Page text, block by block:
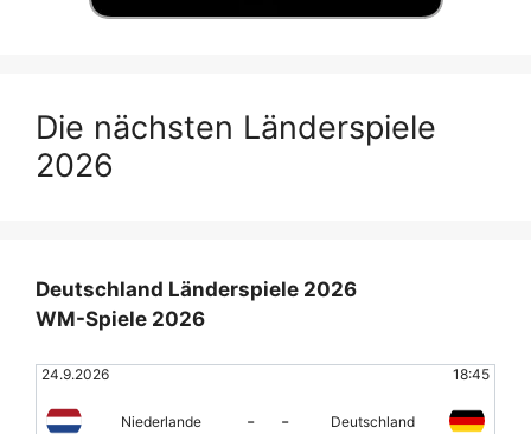
Die nächsten Länderspiele
2026
Deutschland Länderspiele 2026
WM-Spiele 2026
24.9.2026 18:45
Niederlande - - Deutschland